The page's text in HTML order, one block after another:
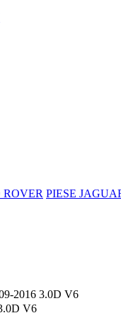
ROVER PIESE
2016 3.0D V6
V6